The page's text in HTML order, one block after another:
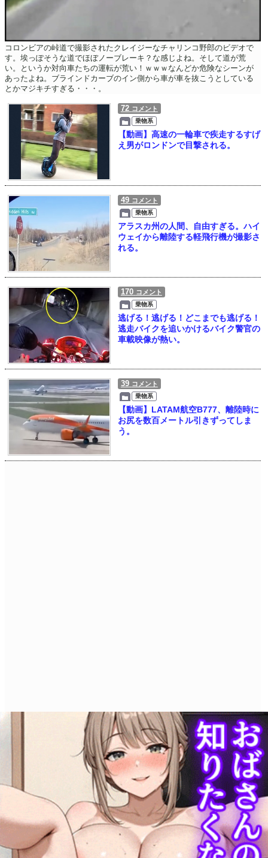
コロンビアの峠道で撮影されたクレイジーなチャリンコ野郎のビデオで
す。埃っぽそうな道でほぼノーブレーキ？な感じよね。そして道が荒
い。というか対向車たちの運転が荒い！ｗｗｗなんどか危険なシーンが
あったよね。ブラインドカーブのイン側から車が車を抜こうとしている
とかマジキチすぎる・・・。
72 コメント
乗物系
【動画】高速の一輪車で疾走するすげ
え男がロンドンで目撃される。
49 コメント
乗物系
アラスカ州の人間、自由すぎる。ハイ
ウェイから離陸する軽飛行機が撮影さ
れる。
170 コメント
乗物系
逃げる！逃げる！どこまでも逃げる！
逃走バイクを追いかけるバイク警官の
車載映像が熱い。
39 コメント
乗物系
【動画】LATAM航空B777、離陸時に
お尻を数百メートル引きずってしま
う。